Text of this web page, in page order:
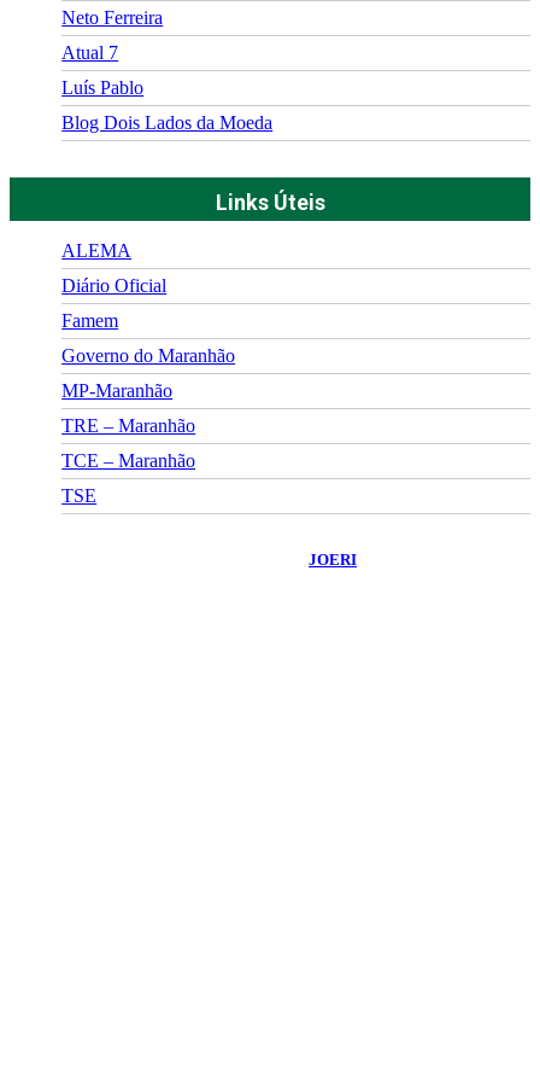
Neto Ferreira
Atual 7
Luís Pablo
Blog Dois Lados da Moeda
Links Úteis
ALEMA
Diário Oficial
Famem
Governo do Maranhão
MP-Maranhão
TRE – Maranhão
TCE – Maranhão
TSE
JOERI